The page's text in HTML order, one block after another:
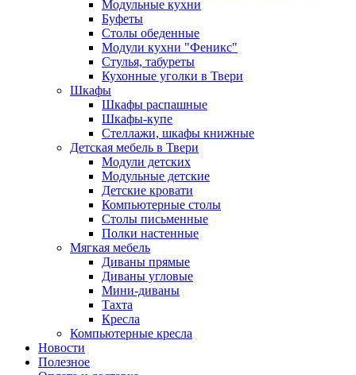
Модульные кухни
Буфеты
Столы обеденные
Модули кухни "Феникс"
Стулья, табуреты
Кухонные уголки в Твери
Шкафы
Шкафы распашные
Шкафы-купе
Стеллажи, шкафы книжные
Детская мебель в Твери
Модули детских
Модульные детские
Детские кровати
Компьютерные столы
Столы письменные
Полки настенные
Мягкая мебель
Диваны прямые
Диваны угловые
Мини-диваны
Тахта
Кресла
Компьютерные кресла
Новости
Полезное